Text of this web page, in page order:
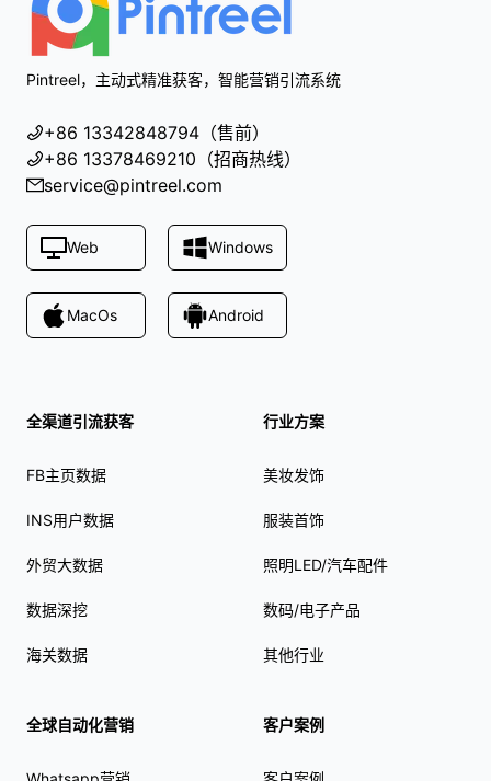
Pintreel，主动式精准获客，智能营销引流系统
+86 13342848794（售前）
+86 13378469210（招商热线）
service@pintreel.com
Web Windows
MacOs Android
全渠道引流获客
FB主页数据
INS用户数据
外贸大数据
数据深挖
海关数据
全球自动化营销
行业方案
美妆发饰
服装首饰
照明LED/汽车配件
数码/电子产品
其他行业
客户案例